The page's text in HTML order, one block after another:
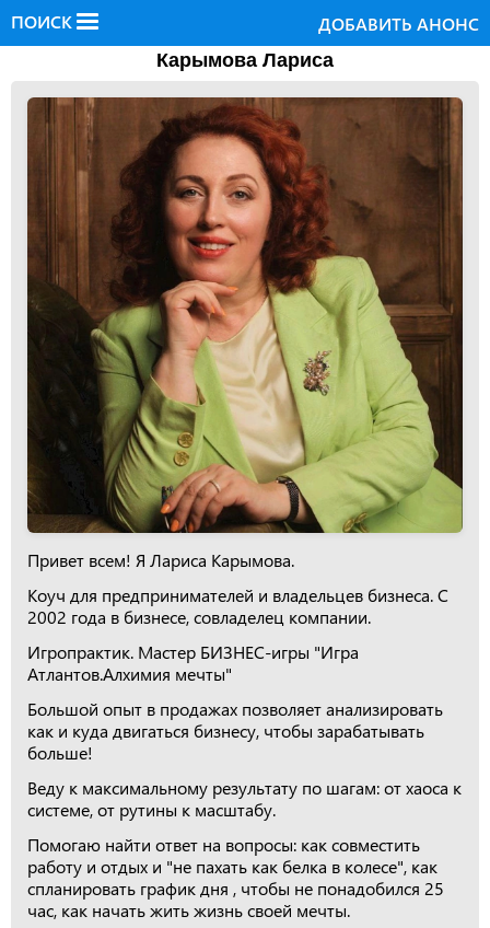
ПОИСК ДОБАВИТЬ АНОНС
Карымова Лариса
Привет всем! Я Лариса Карымова.
Коуч для предпринимателей и владельцев бизнеса. С
2002 года в бизнесе, совладелец компании.
Игропрактик. Мастер БИЗНЕС-игры "Игра
Атлантов.Алхимия мечты"
Большой опыт в продажах позволяет анализировать
как и куда двигаться бизнесу, чтобы зарабатывать
больше!
Веду к максимальному результату по шагам: от хаоса к
системе, от рутины к масштабу.
Помогаю найти ответ на вопросы: как совместить
работу и отдых и "не пахать как белка в колесе", как
спланировать график дня , чтобы не понадобился 25
час, как начать жить жизнь своей мечты.